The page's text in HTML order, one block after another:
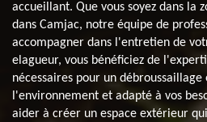
accueillant. Que vous soyez dans la
dans Camjac, notre équipe de
accompagner dans l'entretien de
elagueur, vous bénéficiez de
nécessaires pour un
l'environnement et adapté à vos
aider à créer un espace extérieur